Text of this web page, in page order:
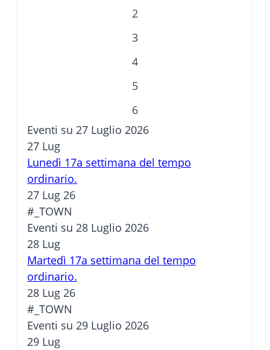
2
3
4
5
6
Eventi su 27 Luglio 2026
27 Lug
Lunedì 17a settimana del tempo
ordinario.
27 Lug 26
#_TOWN
Eventi su 28 Luglio 2026
28 Lug
Martedì 17a settimana del tempo
ordinario.
28 Lug 26
#_TOWN
Eventi su 29 Luglio 2026
29 Lug